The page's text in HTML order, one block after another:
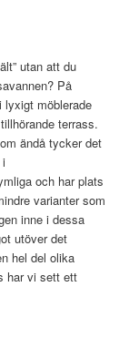
utan att du
På
lyxigt möblerade
terrass.
ändå tycker det
i
och har plats
varianter som
inne i dessa
utöver det
hel del olika
har vi sett ett